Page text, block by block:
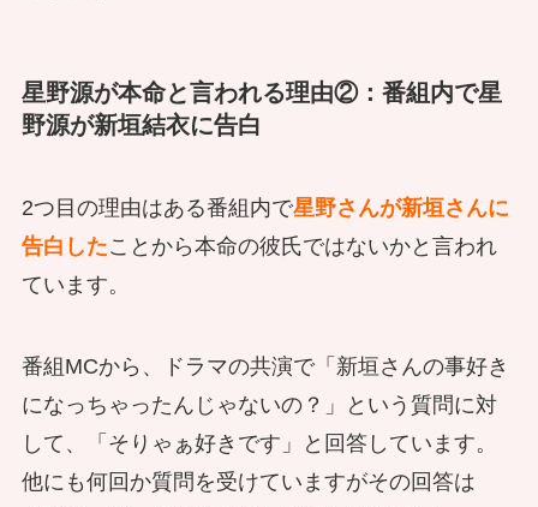
星野源が本命と言われる理由②：番組内で星
野源が新垣結衣に告白
2つ目の理由はある番組内で星野さんが新垣さんに
告白したことから本命の彼氏ではないかと言われ
ています。
番組MCから、ドラマの共演で「新垣さんの事好き
になっちゃったんじゃないの？」という質問に対
して、「そりゃぁ好きです」と回答しています。
他にも何回か質問を受けていますがその回答は